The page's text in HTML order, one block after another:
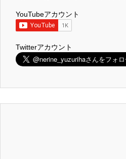
YouTubeアカウント
Twitterアカウント